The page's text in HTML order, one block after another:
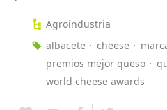
Agroindustria
albacete
cheese
premios mejor queso
world cheese awards